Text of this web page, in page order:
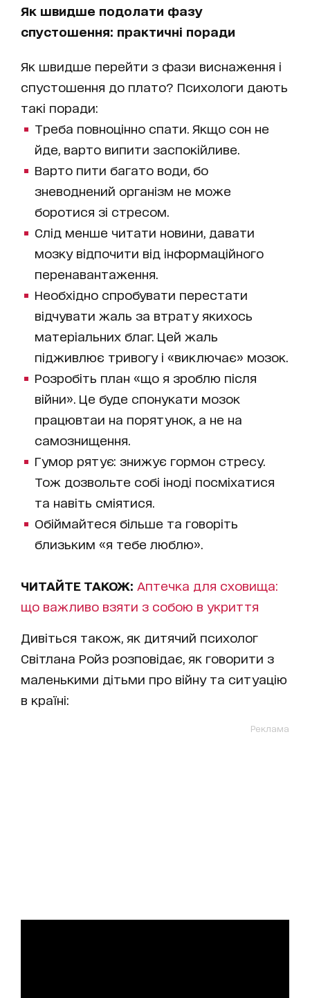
Як швидше подолати фазу
спустошення: практичні поради
Як швидше перейти з фази виснаження і
спустошення до плато? Психологи дають
такі поради:
Треба повноцінно спати. Якщо сон не
йде, варто випити заспокійливе.
Варто пити багато води, бо
зневоднений організм не може
боротися зі стресом.
Слід менше читати новини, давати
мозку відпочити від інформаційного
перенавантаження.
Необхідно спробувати перестати
відчувати жаль за втрату якихось
матеріальних благ. Цей жаль
підживлює тривогу і «виключає» мозок.
Розробіть план «що я зроблю після
війни». Це буде спонукати мозок
працювтаи на порятунок, а не на
самознищення.
Гумор рятує: знижує гормон стресу.
Тож дозвольте собі іноді посміхатися
та навіть сміятися.
Обіймайтеся більше та говоріть
близьким «я тебе люблю».
ЧИТАЙТЕ ТАКОЖ: Аптечка для сховища:
що важливо взяти з собою в укриття
Дивіться також, як дитячий психолог
Світлана Ройз розповідає, як говорити з
маленькими дітьми про війну та ситуацію
в країні:
Реклама